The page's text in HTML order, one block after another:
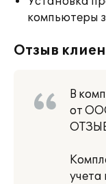
компьютеры
Отзыв
В
от